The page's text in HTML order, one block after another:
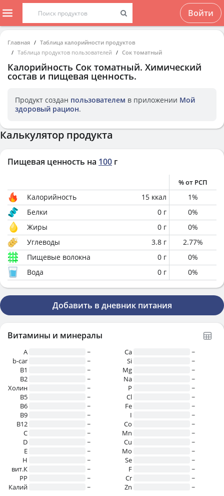
Войти
Главная
Таблица калорийности продуктов
Таблица продуктов пользователей
Сок томатный
Калорийность Сок томатный. Химический
состав и пищевая ценность.
Продукт создан пользователем в приложении Мой
здоровый рацион.
Калькулятор продукта
Пищевая ценность на 100 г
% от РСП
Калорийность 15 ккал 1%
Белки
0 г 0%
Жиры
0 г 0%
Углеводы
3.8 г 2.77%
Пищевые волокна
0 г 0%
Вода
0 г 0%
Добавить в дневник питания
Витамины и минералы
A
~
b-car
~
В1
~
B2
~
Холин
~
B5
~
B6
~
B9
~
B12
~
C
~
D
~
E
~
H
~
вит.К
~
PP
~
Калий
~
Ca
~
Si
~
Mg
~
Na
~
P
~
Cl
~
Fe
~
I
~
Co
~
Mn
~
Cu
~
Mo
~
Se
~
F
~
Cr
~
Zn
~